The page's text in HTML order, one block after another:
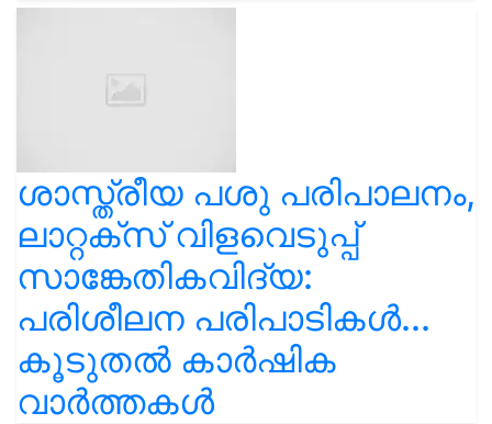
ശാസ്ത്രീയ പശു പരിപാലനം,
ലാറ്റക്സ് വിളവെടുപ്പ്
സാങ്കേതികവിദ്യ:
പരിശീലന പരിപാടികൾ...
കൂടുതൽ കാർഷിക
വാർത്തകൾ